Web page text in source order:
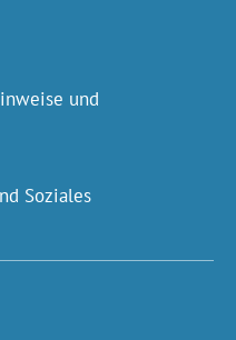
und
Soziales